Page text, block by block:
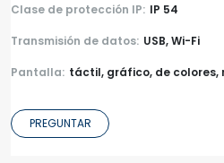
Clase de protección IP: IP 54
Transmisión de datos: USB, Wi-Fi
Pantalla: táctil, gráfico, de colores,
PREGUNTAR